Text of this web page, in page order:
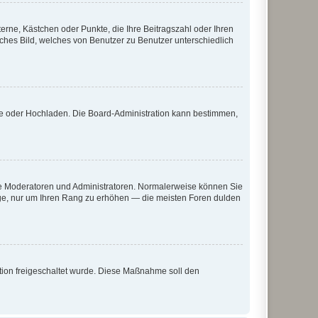
Kästchen oder Punkte, die Ihre Beitragszahl oder Ihren
Bild, welches von Benutzer zu Benutzer unterschiedlich
Hochladen. Die Board-Administration kann bestimmen,
und Administratoren. Normalerweise können Sie
nur um Ihren Rang zu erhöhen — die meisten Foren dulden
freigeschaltet wurde. Diese Maßnahme soll den